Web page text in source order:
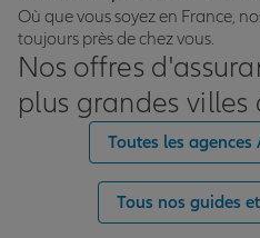
Où que vous soyez en France,
toujours près de chez vous.
Nos offres
plus grandes villes
Toutes les
Tous nos guides